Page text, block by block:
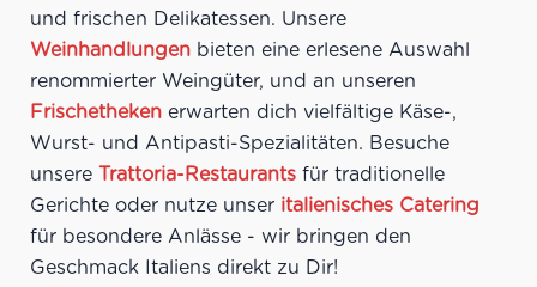
und frischen Delikatessen. Unsere
Weinhandlungen bieten eine erlesene Auswahl
renommierter Weingüter, und an unseren
Frischetheken erwarten dich vielfältige Käse-,
Wurst- und Antipasti-Spezialitäten. Besuche
unsereTrattoria-Restaurants für traditionelle
Gerichte oder nutze unser italienisches Catering
für besondere Anlässe - wir bringen den
Geschmack Italiens direkt zu Dir!